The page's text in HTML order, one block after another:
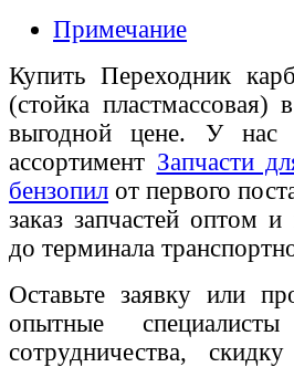
Примечание
Купить Переходник
(стойка
выгодной цене. У
ассортимент Запчасти
бензопил от первого
заказ запчастей оптом
до терминала
Оставьте заявку или
опытные
сотрудничества,